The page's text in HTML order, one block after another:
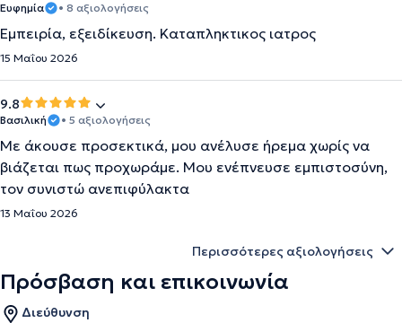
Ευφημία • 8 αξιολογήσεις
Εμπειρία, εξειδίκευση. Καταπληκτικος ιατρος
15 Μαΐου 2026
9.8
Βασιλική • 5 αξιολογήσεις
Με άκουσε προσεκτικά, μου ανέλυσε ήρεμα χωρίς να
βιάζεται πως προχωράμε. Μου ενέπνευσε εμπιστοσύνη,
τον συνιστώ ανεπιφύλακτα
13 Μαΐου 2026
Περισσότερες αξιολογήσεις
Πρόσβαση και επικοινωνία
Διεύθυνση